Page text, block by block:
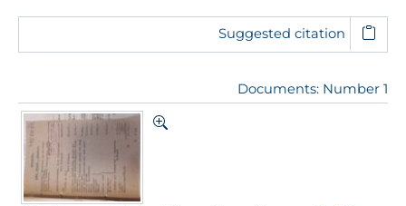
Suggested citation
Documents: Number 1